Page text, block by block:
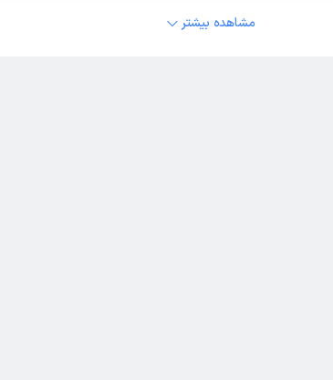
مشاهده بیشتر